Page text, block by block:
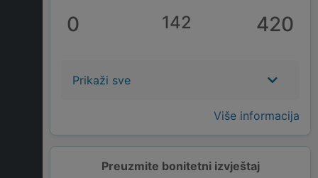
Preuzmite bonitetni izvještaj
0 142 420
Prikaži sve
Više informacija